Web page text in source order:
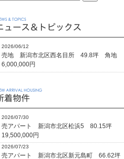
2026/06/12
売地 新潟市北区西名目所 49.8坪 角地
6,000,000円
2026/07/30
売アパート 新潟市北区松浜5 80.15坪
19,500,000円
2026/07/23
売アパート 新潟市北区新元島町 66.62坪